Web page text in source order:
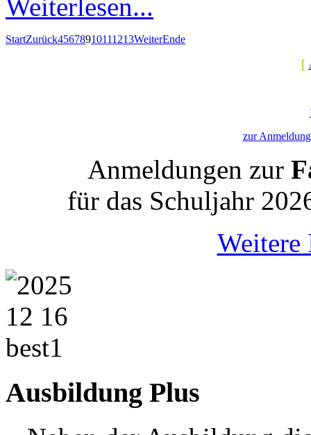
Weiterlesen...
StartZurück45678910111213WeiterEnde
[
zur
Anmeldungen zur
für das Schuljahr
Weitere
Ausbildung Plus